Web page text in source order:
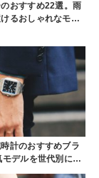
おすすめ22選。雨
るおしゃれなモ…
計のおすすめブラ
モデルを世代別に…